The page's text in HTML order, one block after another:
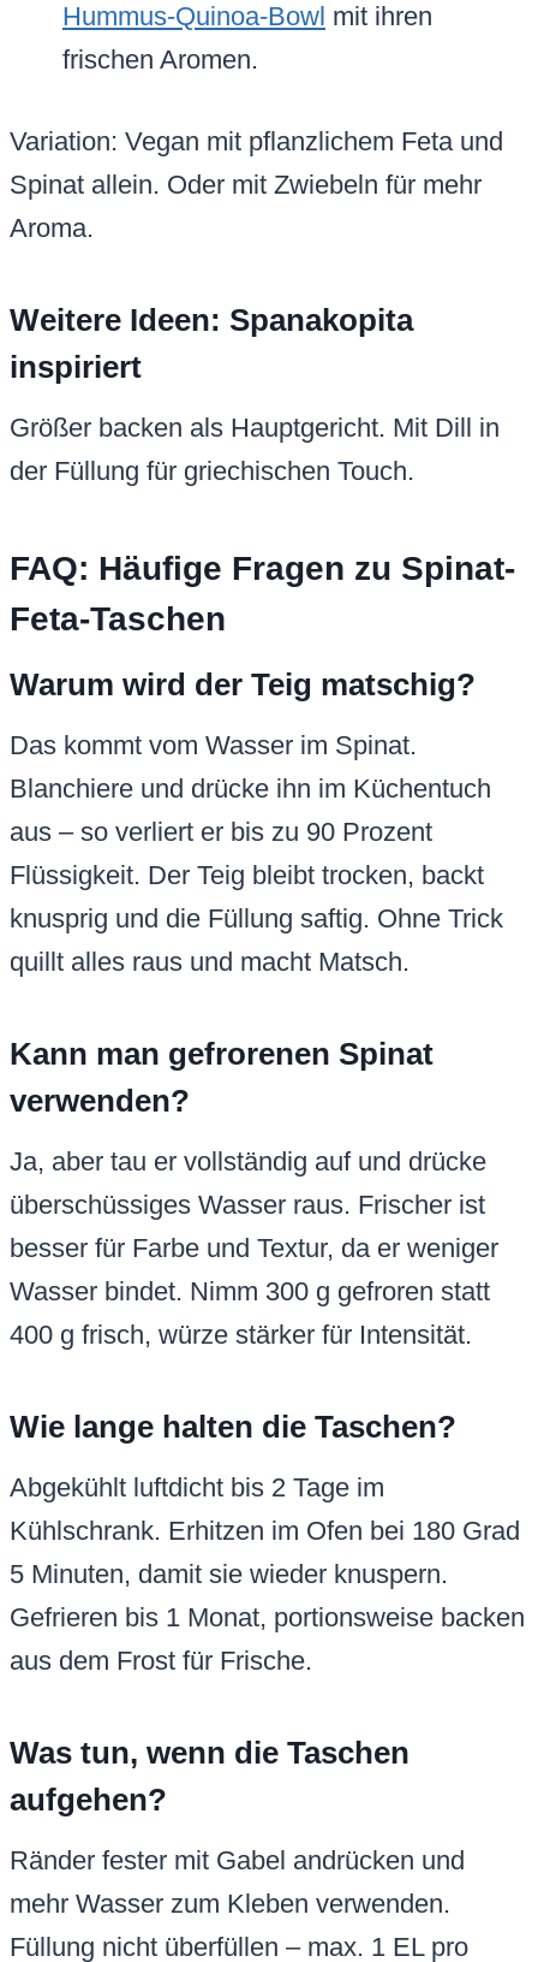
Hummus-Quinoa-Bowl mit ihren
frischen Aromen.
Variation: Vegan mit pflanzlichem Feta und
Spinat allein. Oder mit Zwiebeln für mehr
Aroma.
Weitere Ideen: Spanakopita
inspiriert
Größer backen als Hauptgericht. Mit Dill in
der Füllung für griechischen Touch.
FAQ: Häufige Fragen zu Spinat-
Feta-Taschen
Warum wird der Teig matschig?
Das kommt vom Wasser im Spinat.
Blanchiere und drücke ihn im Küchentuch
aus – so verliert er bis zu 90 Prozent
Flüssigkeit. Der Teig bleibt trocken, backt
knusprig und die Füllung saftig. Ohne Trick
quillt alles raus und macht Matsch.
Kann man gefrorenen Spinat
verwenden?
Ja, aber tau er vollständig auf und drücke
überschüssiges Wasser raus. Frischer ist
besser für Farbe und Textur, da er weniger
Wasser bindet. Nimm 300 g gefroren statt
400 g frisch, würze stärker für Intensität.
Wie lange halten die Taschen?
Abgekühlt luftdicht bis 2 Tage im
Kühlschrank. Erhitzen im Ofen bei 180 Grad
5 Minuten, damit sie wieder knuspern.
Gefrieren bis 1 Monat, portionsweise backen
aus dem Frost für Frische.
Was tun, wenn die Taschen
aufgehen?
Ränder fester mit Gabel andrücken und
mehr Wasser zum Kleben verwenden.
Füllung nicht überfüllen – max. 1 EL pro